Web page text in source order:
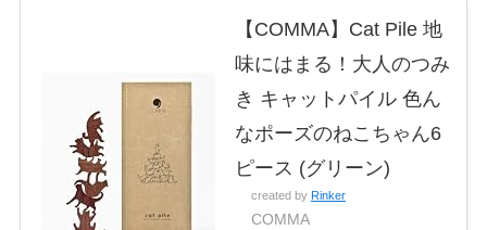
【COMMA】Cat Pile 地
味にはまる！大人のつみ
き キャットパイル 色ん
なポーズのねこちゃん6
ピース (グリーン)
created by Rinker
COMMA